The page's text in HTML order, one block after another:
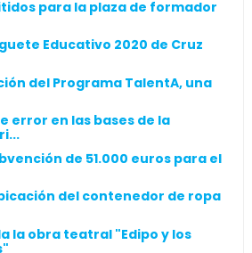
para la plaza de formador
Educativo 2020 de Cruz
del Programa TalentA, una
error en las bases de la
de 51.000 euros para el
del contenedor de ropa
la obra teatral "Edipo y los